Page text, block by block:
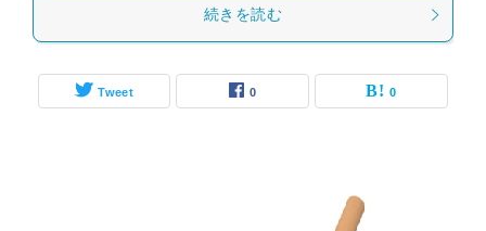
続きを読む
Tweet 0 0